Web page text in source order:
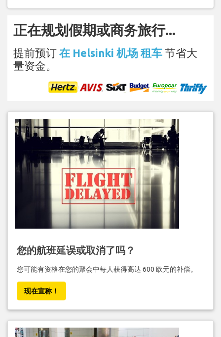
正在规划假期或商务旅行...
提前预订 在 Helsinki 机场 租车 节省大
量资金。
您的航班延误或取消了吗？
您可能有资格在您的聚会中每人获得高达 600 欧元的补偿。
现在宣称！